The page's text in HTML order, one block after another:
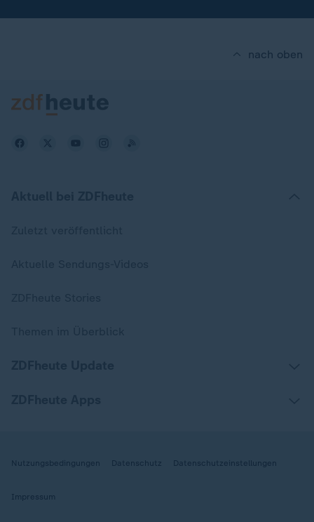
nach oben
Nutzungsbedingungen Datenschutz Datenschutzeinstellungen
Impressum